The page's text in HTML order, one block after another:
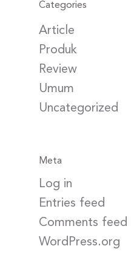
Categories
Article
Produk
Review
Umum
Uncategorized
Meta
Log in
Entries feed
Comments feed
WordPress.org